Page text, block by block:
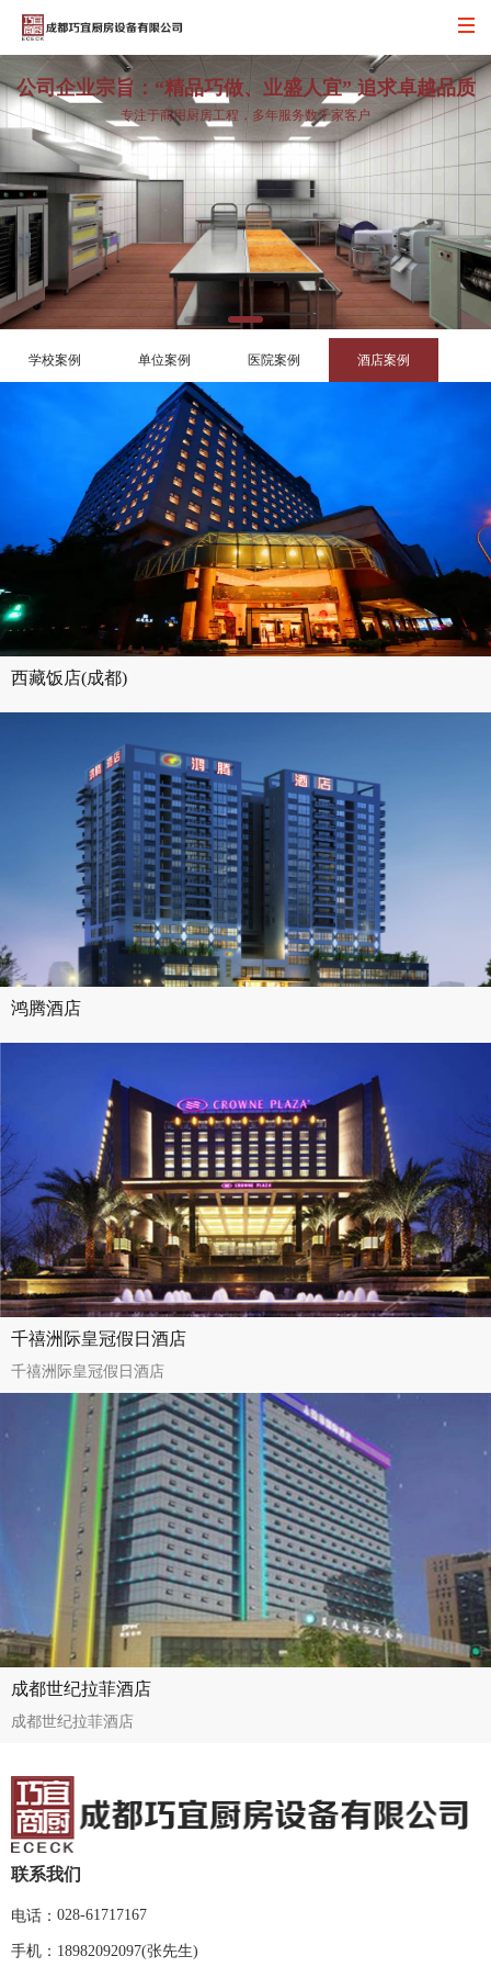
您好，欢迎来到巧宜商厨!
公司企业宗旨：“精品巧做、业盛人宜” 追求卓越品质
专注于商用厨房工程，多年服务数千家客户
学校案例 单位案例 医院案例 酒店案例
西藏饭店(成都)
鸿腾酒店
千禧洲际皇冠假日酒店
千禧洲际皇冠假日酒店
成都世纪拉菲酒店
成都世纪拉菲酒店
联系我们
电话： 028-61717167
手机： 18982092097(张先生)